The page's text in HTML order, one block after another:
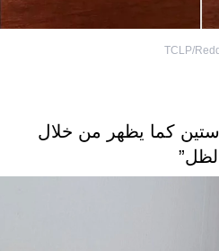
TCLP/
كما يظهر من خلال
الظل”